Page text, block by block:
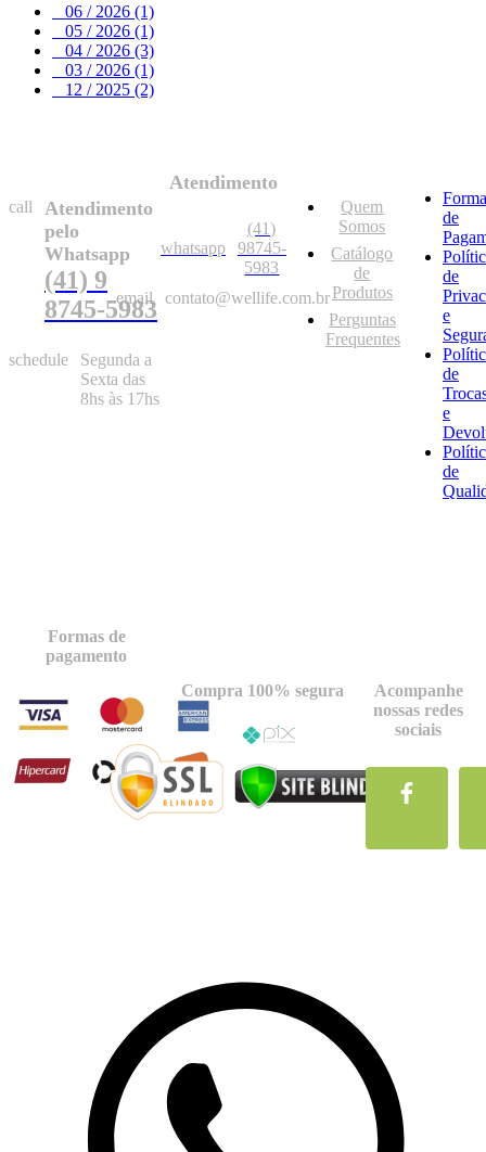
06 / 2026 (1)
05 / 2026 (1)
04 / 2026 (3)
03 / 2026 (1)
12 / 2025 (2)
call
Atendimento
pelo
Whatsapp
(41) 9
8745-5983
schedule
Segunda a
Sexta das
8hs às 17hs
Atendimento
whatsapp
(41)
98745-
5983
email
contato@wellife.com.br
Quem
Somos
Catálogo
de
Produtos
Perguntas
Frequentes
de
de
e
de
e
de
Formas de
pagamento
Compra 100% segura
Acompanhe
nossas redes
sociais